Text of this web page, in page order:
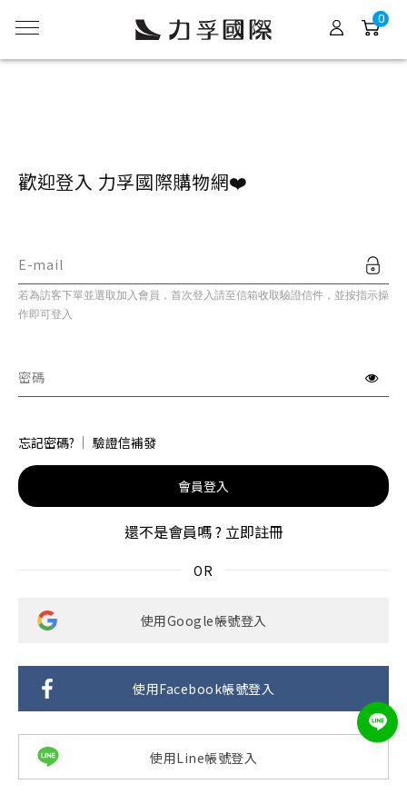
歡迎登入 力孚國際購物網❤️
E-mail
若為訪客下單並選取加入會員，首次登入請至信箱收取驗證信件，並按指示操
作即可登入
密碼
忘記密碼? 驗證信補發
會員登入
還不是會員嗎 ? 立即註冊
使用Google帳號登入
使用Facebook帳號登入
使用Line帳號登入
0